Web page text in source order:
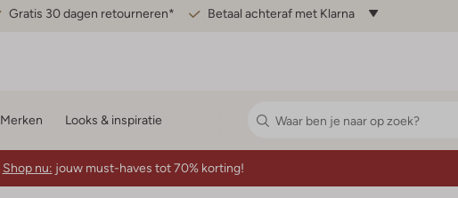
Gratis 30 dagen retourneren* Betaal achteraf met Klarna
Merken Looks & inspiratie
Shop nu: jouw must-haves tot 70% korting!